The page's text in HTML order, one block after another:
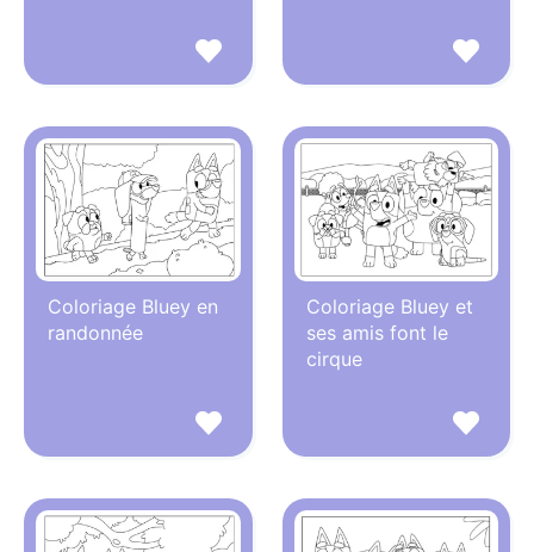
Coloriage Bluey en
randonnée
Coloriage Bluey et
ses amis font le
cirque